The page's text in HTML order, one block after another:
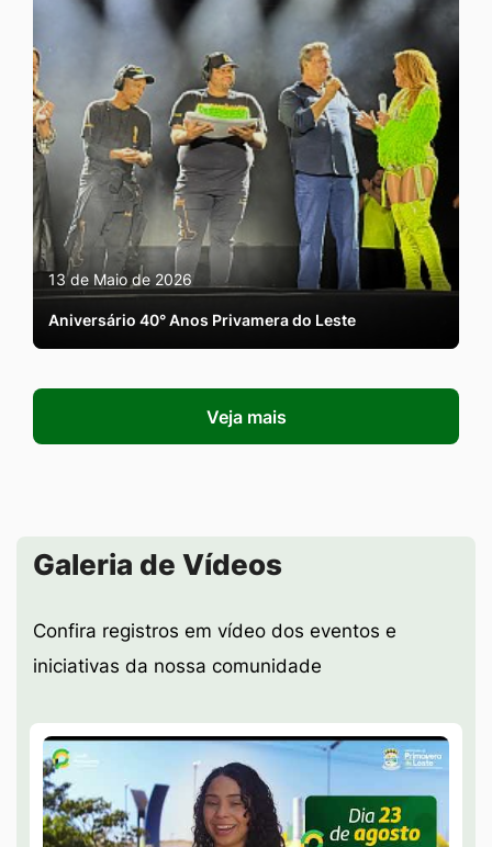
13 de Maio de 2026
Aniversário 40° Anos Privamera do Leste
Veja mais
Seção Galeria de Vídeos
Galeria de Vídeos
Confira registros em vídeo dos eventos e
iniciativas da nossa comunidade